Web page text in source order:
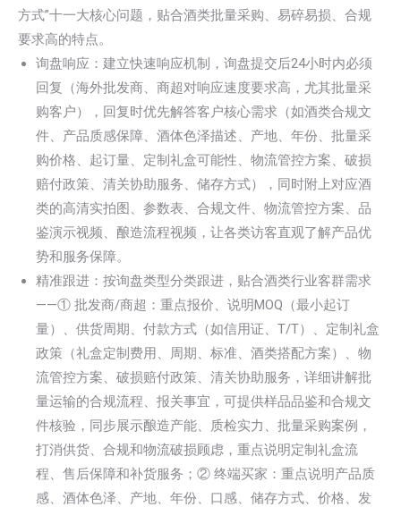
方式”十一大核心问题，贴合酒类批量采购、易碎易损、合规
要求高的特点。
询盘响应：建立快速响应机制，询盘提交后24小时内必须
回复（海外批发商、商超对响应速度要求高，尤其批量采
购客户），回复时优先解答客户核心需求（如酒类合规文
件、产品质感保障、酒体色泽描述、产地、年份、批量采
购价格、起订量、定制礼盒可能性、物流管控方案、破损
赔付政策、清关协助服务、储存方式），同时附上对应酒
类的高清实拍图、参数表、合规文件、物流管控方案、品
鉴演示视频、酿造流程视频，让各类访客直观了解产品优
势和服务保障。
精准跟进：按询盘类型分类跟进，贴合酒类行业客群需求
——① 批发商/商超：重点报价、说明MOQ（最小起订
量）、供货周期、付款方式（如信用证、T/T）、定制礼盒
政策（礼盒定制费用、周期、标准、酒类搭配方案）、物
流管控方案、破损赔付政策、清关协助服务，详细讲解批
量运输的合规流程、报关事宜，可提供样品品鉴和合规文
件核验，同步展示酿造产能、质检实力、批量采购案例，
打消供货、合规和物流破损顾虑，重点说明定制礼盒流
程、售后保障和补货服务；② 终端买家：重点说明产品质
感、酒体色泽、产地、年份、口感、储存方式、价格、发